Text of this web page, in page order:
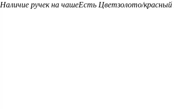
Наличие ручек на чашеЕсть Цветзолото/красный